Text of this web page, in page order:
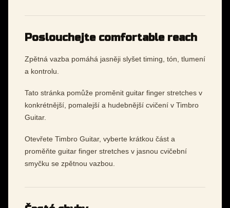
Poslouchejte comfortable reach
Zpětná vazba pomáhá jasněji slyšet timing, tón, tlumení
a kontrolu.
Tato stránka pomůže proměnit guitar finger stretches v
konkrétnější, pomalejší a hudebnější cvičení v Timbro
Guitar.
Otevřete Timbro Guitar, vyberte krátkou část a
proměňte guitar finger stretches v jasnou cvičební
smyčku se zpětnou vazbou.